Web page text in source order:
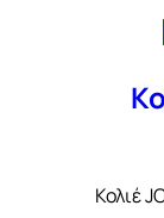
Κολιέ